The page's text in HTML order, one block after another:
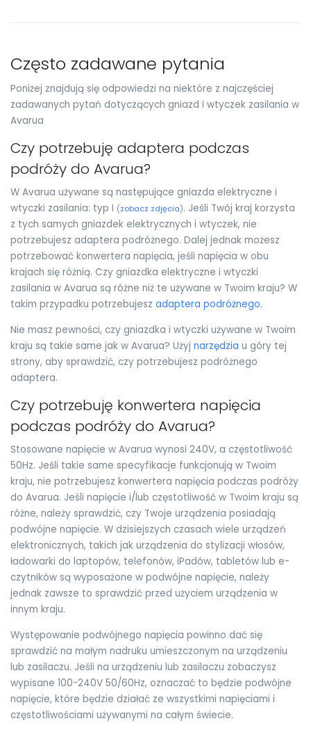
Często zadawane pytania
Poniżej znajdują się odpowiedzi na niektóre z najczęściej
zadawanych pytań dotyczących gniazd i wtyczek zasilania w
Avarua
Czy potrzebuję adaptera podczas
podróży do Avarua?
W Avarua używane są następujące gniazda elektryczne i
wtyczki zasilania: typ I (zobacz zdjęcia). Jeśli Twój kraj korzysta
z tych samych gniazdek elektrycznych i wtyczek, nie
potrzebujesz adaptera podróżnego. Dalej jednak możesz
potrzebować konwertera napięcia, jeśli napięcia w obu
krajach się różnią. Czy gniazdka elektryczne i wtyczki
zasilania w Avarua są różne niż te używane w Twoim kraju? W
takim przypadku potrzebujesz adaptera podróżnego.
Nie masz pewności, czy gniazdka i wtyczki używane w Twoim
kraju są takie same jak w Avarua? Użyj narzędzia u góry tej
strony, aby sprawdzić, czy potrzebujesz podróżnego
adaptera.
Czy potrzebuję konwertera napięcia
podczas podróży do Avarua?
Stosowane napięcie w Avarua wynosi 240V, a częstotliwość
50Hz. Jeśli takie same specyfikacje funkcjonują w Twoim
kraju, nie potrzebujesz konwertera napięcia podczas podróży
do Avarua. Jeśli napięcie i/lub częstotliwość w Twoim kraju są
różne, należy sprawdzić, czy Twoje urządzenia posiadają
podwójne napięcie. W dzisiejszych czasach wiele urządzeń
elektronicznych, takich jak urządzenia do stylizacji włosów,
ładowarki do laptopów, telefonów, iPadów, tabletów lub e-
czytników są wyposażone w podwójne napięcie, należy
jednak zawsze to sprawdzić przed użyciem urządzenia w
innym kraju.
Występowanie podwójnego napięcia powinno dać się
sprawdzić na małym nadruku umieszczonym na urządzeniu
lub zasilaczu. Jeśli na urządzeniu lub zasilaczu zobaczysz
wypisane 100-240V 50/60Hz, oznaczać to będzie podwójne
napięcie, które będzie działać ze wszystkimi napięciami i
częstotliwościami używanymi na całym świecie.